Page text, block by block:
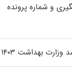
و شماره پرونده
وزارت بهداشت ۱۴۰۳